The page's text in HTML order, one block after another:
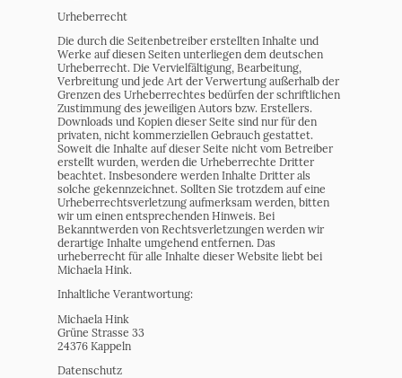
Urheberrecht
Die durch die Seitenbetreiber erstellten Inhalte und
Werke auf diesen Seiten unterliegen dem deutschen
Urheberrecht. Die Vervielfältigung, Bearbeitung,
Verbreitung und jede Art der Verwertung außerhalb der
Grenzen des Urheberrechtes bedürfen der schriftlichen
Zustimmung des jeweiligen Autors bzw. Erstellers.
Downloads und Kopien dieser Seite sind nur für den
privaten, nicht kommerziellen Gebrauch gestattet.
Soweit die Inhalte auf dieser Seite nicht vom Betreiber
erstellt wurden, werden die Urheberrechte Dritter
beachtet. Insbesondere werden Inhalte Dritter als
solche gekennzeichnet. Sollten Sie trotzdem auf eine
Urheberrechtsverletzung aufmerksam werden, bitten
wir um einen entsprechenden Hinweis. Bei
Bekanntwerden von Rechtsverletzungen werden wir
derartige Inhalte umgehend entfernen. Das
urheberrecht für alle Inhalte dieser Website liebt bei
Michaela Hink.
Inhaltliche Verantwortung:
Michaela Hink
Grüne Strasse 33
24376 Kappeln
Datenschutz